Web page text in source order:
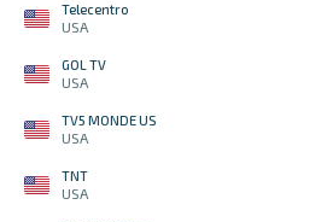
Telecentro
USA
GOL TV
USA
TV5 MONDE US
USA
TNT
USA